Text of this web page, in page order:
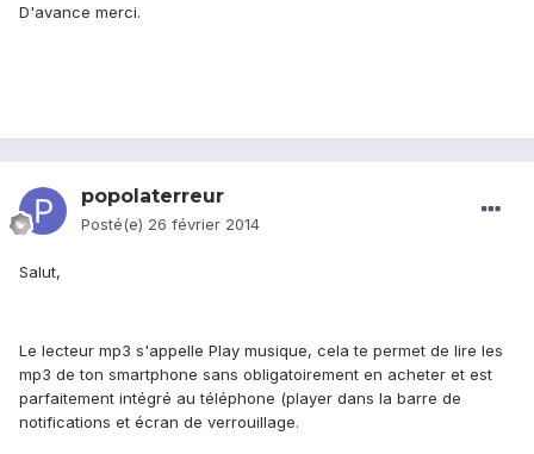
D'avance merci.
popolaterreur
Posté(e) 26 février 2014
Salut,
Le lecteur mp3 s'appelle Play musique, cela te permet de lire les
mp3 de ton smartphone sans obligatoirement en acheter et est
parfaitement intégré au téléphone (player dans la barre de
notifications et écran de verrouillage.